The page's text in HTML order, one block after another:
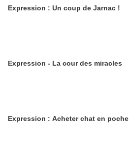
Expression : Un coup de Jarnac !
Expression - La cour des miracles
Expression : Acheter chat en poche